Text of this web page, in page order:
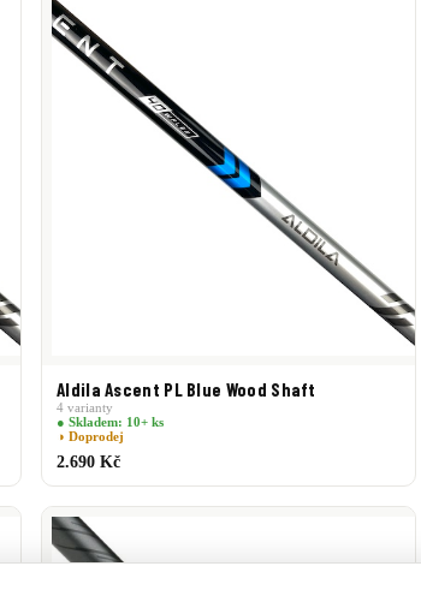
Aldila Ascent PL Blue Wood Shaft
4 varianty
● Skladem: 10+ ks
◑ Doprodej
2.690 Kč